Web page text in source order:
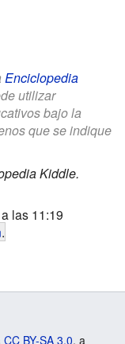
Enciclopedia
utilizar
bajo la
que se indique
Kiddle.
las 11:19
.
CC BY-SA 3.0, a